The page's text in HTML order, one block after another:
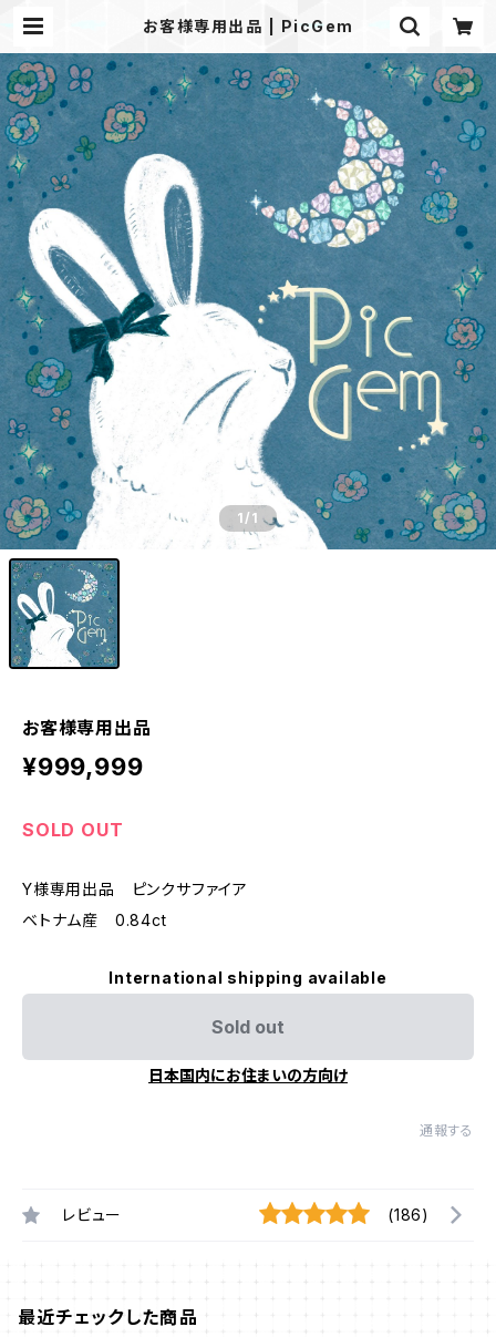
お客様専用出品 | PicGem
1 /1
お客様専用出品
¥999,999
SOLD OUT
Y様専用出品 ピンクサファイア
ベトナム産 0.84ct
International shipping available
Sold out
日本国内にお住まいの方向け
通報する
レビュー (186)
最近チェックした商品